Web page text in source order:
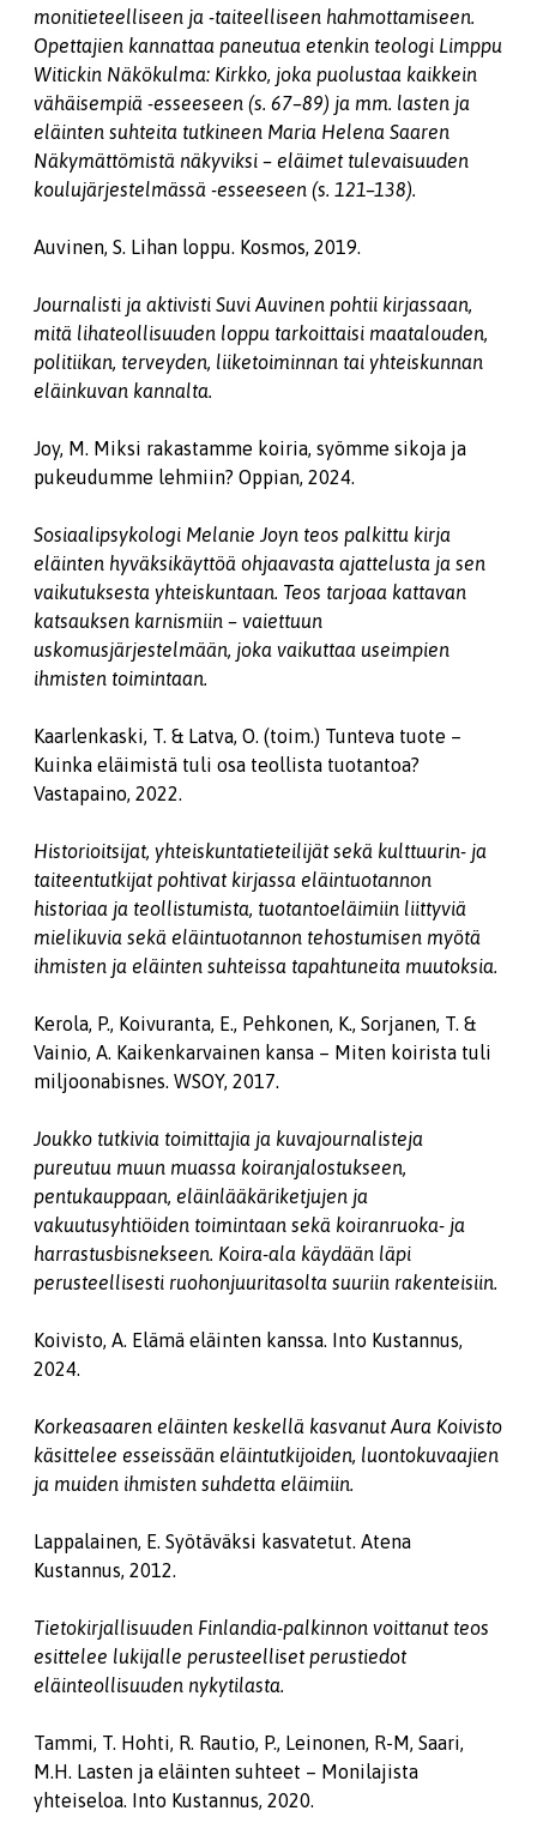
monitieteelliseen ja -taiteelliseen hahmottamiseen.
Opettajien kannattaa paneutua etenkin teologi Limppu
Witickin Näkökulma: Kirkko, joka puolustaa kaikkein
vähäisempiä -esseeseen (s. 67–89) ja mm. lasten ja
eläinten suhteita tutkineen Maria Helena Saaren
Näkymättömistä näkyviksi – eläimet tulevaisuuden
koulujärjestelmässä -esseeseen (s. 121–138).
Auvinen, S. Lihan loppu. Kosmos, 2019.
Journalisti ja aktivisti Suvi Auvinen pohtii kirjassaan,
mitä lihateollisuuden loppu tarkoittaisi maatalouden,
politiikan, terveyden, liiketoiminnan tai yhteiskunnan
eläinkuvan kannalta.
Joy, M. Miksi rakastamme koiria, syömme sikoja ja
pukeudumme lehmiin? Oppian, 2024.
Sosiaalipsykologi Melanie Joyn teos palkittu kirja
eläinten hyväksikäyttöä ohjaavasta ajattelusta ja sen
vaikutuksesta yhteiskuntaan. Teos tarjoaa kattavan
katsauksen karnismiin – vaiettuun
uskomusjärjestelmään, joka vaikuttaa useimpien
ihmisten toimintaan.
Kaarlenkaski, T. & Latva, O. (toim.) Tunteva tuote –
Kuinka eläimistä tuli osa teollista tuotantoa?
Vastapaino, 2022.
Historioitsijat, yhteiskuntatieteilijät sekä kulttuurin- ja
taiteentutkijat pohtivat kirjassa eläintuotannon
historiaa ja teollistumista, tuotantoeläimiin liittyviä
mielikuvia sekä eläintuotannon tehostumisen myötä
ihmisten ja eläinten suhteissa tapahtuneita muutoksia.
Kerola, P., Koivuranta, E., Pehkonen, K., Sorjanen, T. &
Vainio, A. Kaikenkarvainen kansa – Miten koirista tuli
miljoonabisnes. WSOY, 2017.
Joukko tutkivia toimittajia ja kuvajournalisteja
pureutuu muun muassa koiranjalostukseen,
pentukauppaan, eläinlääkäriketjujen ja
vakuutusyhtiöiden toimintaan sekä koiranruoka- ja
harrastusbisnekseen. Koira-ala käydään läpi
perusteellisesti ruohonjuuritasolta suuriin rakenteisiin.
Koivisto, A. Elämä eläinten kanssa. Into Kustannus,
2024.
Korkeasaaren eläinten keskellä kasvanut Aura Koivisto
käsittelee esseissään eläintutkijoiden, luontokuvaajien
ja muiden ihmisten suhdetta eläimiin.
Lappalainen, E. Syötäväksi kasvatetut. Atena
Kustannus, 2012.
Tietokirjallisuuden Finlandia-palkinnon voittanut teos
esittelee lukijalle perusteelliset perustiedot
eläinteollisuuden nykytilasta.
Tammi, T. Hohti, R. Rautio, P., Leinonen, R-M, Saari,
M.H. Lasten ja eläinten suhteet – Monilajista
yhteiseloa. Into Kustannus, 2020.